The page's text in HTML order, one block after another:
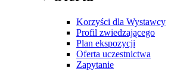
Korzyści dla Wystawcy
Profil zwiedzającego
Plan ekspozycji
Oferta uczestnictwa
Zapytanie